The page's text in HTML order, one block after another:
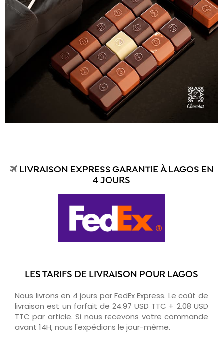
LIVRAISON EXPRESS GARANTIE À LAGOS EN
4 JOURS
LES TARIFS DE LIVRAISON POUR LAGOS
Nous livrons en 4 jours par FedEx Express. Le coût de
livraison est un forfait de 24.97 USD TTC + 2.08 USD
TTC par article. Si nous recevons votre commande
avant 14H, nous l'expédions le jour-même.